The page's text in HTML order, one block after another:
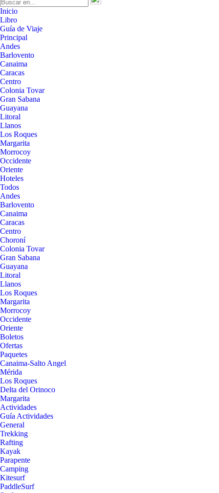
Inicio
Libro
Guía de Viaje
Principal
Andes
Barlovento
Canaima
Caracas
Centro
Colonia Tovar
Gran Sabana
Guayana
Litoral
Llanos
Los Roques
Margarita
Morrocoy
Occidente
Oriente
Hoteles
Todos
Andes
Barlovento
Canaima
Caracas
Centro
Choroní
Colonia Tovar
Gran Sabana
Guayana
Litoral
Llanos
Los Roques
Margarita
Morrocoy
Occidente
Oriente
Boletos
Ofertas
Paquetes
Canaima-Salto Angel
Mérida
Los Roques
Delta del Orinoco
Margarita
Actividades
Guía Actividades
General
Trekking
Rafting
Kayak
Parapente
Camping
Kitesurf
PaddleSurf